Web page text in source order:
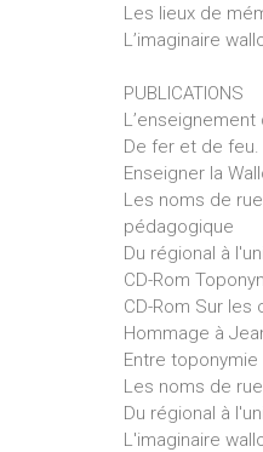
Les lieux de
L’imaginaire
PUBLICATIONS
De fer et de feu.
Enseigner la
Les noms de
pédagogique
Du régional à
CD-Rom
CD-Rom Sur
Hommage à
Entre
Les noms de
Du régional à
L'imaginaire